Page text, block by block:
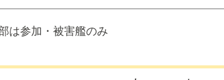
参加・被害艦のみ